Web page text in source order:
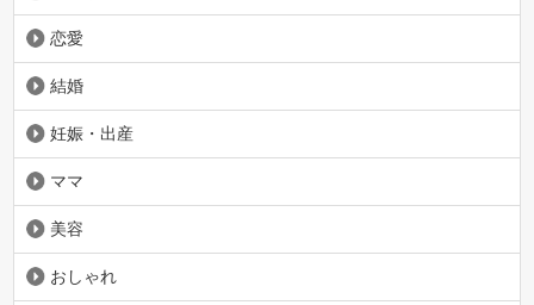
恋愛
結婚
妊娠・出産
ママ
美容
おしゃれ